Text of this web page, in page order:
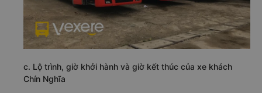
c. Lộ trình, giờ khởi hành và giờ kết thúc của xe khách
Chín Nghĩa